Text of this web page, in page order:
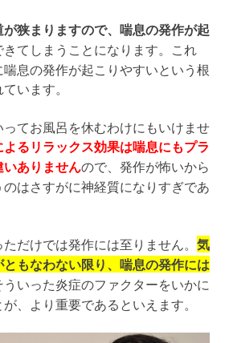
が狭まりますので、喘息の発作が起
きてしまうことになります。これ
息の発作が起こりやすいという根
います。
てお風呂を休むわけにもいけませ
よるリラックス効果は喘息にもプラ
ありませんので、発作が怖いから
はさすがに神経質になりすぎであ
だけでは発作には至りません。 気
もなわない限り、喘息の発作には
ういった炎症のファクターをいかに
、より重要であるといえます。